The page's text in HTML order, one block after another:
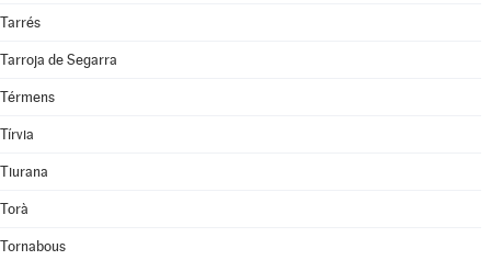
Tarrés
Tarroja de Segarra
Térmens
Tírvia
Tiurana
Torà
Tornabous